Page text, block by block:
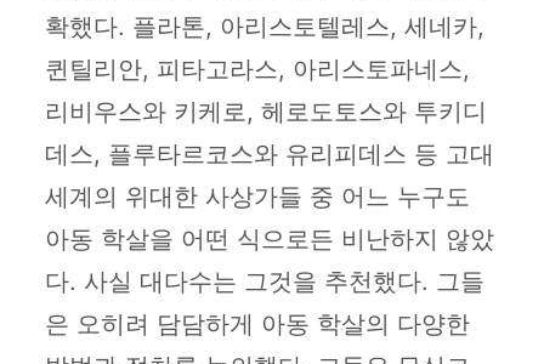
확했다. 플라톤, 아리스토텔레스, 세네카,
퀸틸리안, 피타고라스, 아리스토파네스,
리비우스와 키케로, 헤로도토스와 투키디
데스, 플루타르코스와 유리피데스 등 고대
세계의 위대한 사상가들 중 어느 누구도
아동 학살을 어떤 식으로든 비난하지 않았
다. 사실 대다수는 그것을 추천했다. 그들
은 오히려 담담하게 아동 학살의 다양한